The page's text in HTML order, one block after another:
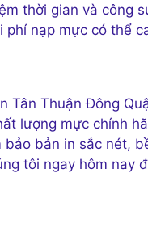
thời gian và công
phí nạp mực có thể
Tân Thuận Đông
lượng mực chính
bản in sắc nét,
tôi ngay hôm nay